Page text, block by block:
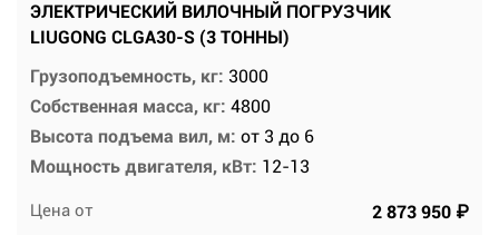
ЭЛЕКТРИЧЕСКИЙ ВИЛОЧНЫЙ ПОГРУЗЧИК
LIUGONG CLGA30-S (3 ТОННЫ)
Грузоподъемность, кг: 3000
Собственная масса, кг: 4800
Высота подъема вил, м: от 3 до 6
Мощность двигателя, кВт: 12-13
Цена от 2 873 950 ₽